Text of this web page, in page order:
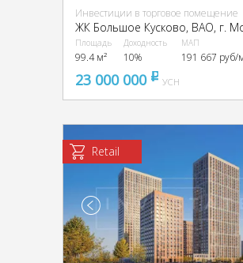
Инвестиции в торговое помещение
Площадь
99.4 м²
Доходность
10%
МАП
191 667 руб/
23 000 000 pуб
УСН
Retail